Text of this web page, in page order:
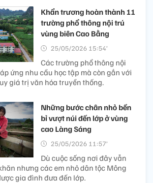
Khẩn trương hoàn thành 11
trường phổ thông nội trú
vùng biên Cao Bằng
25/05/2026 15:54’
Các trường phổ thông nội
ứng nhu cầu học tập mà còn gắn với
giá trị văn hóa truyền thống.
Những bước chân nhỏ bền
bỉ vượt núi đến lớp ở vùng
cao Làng Sáng
25/05/2026 11:57’
Dù cuộc sống nơi đây vẫn
nhưng các em nhỏ dân tộc Mông
gia đình đưa đến lớp.